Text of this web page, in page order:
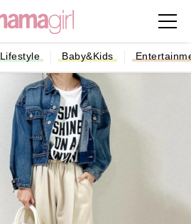
Lifestyle Baby&Kids